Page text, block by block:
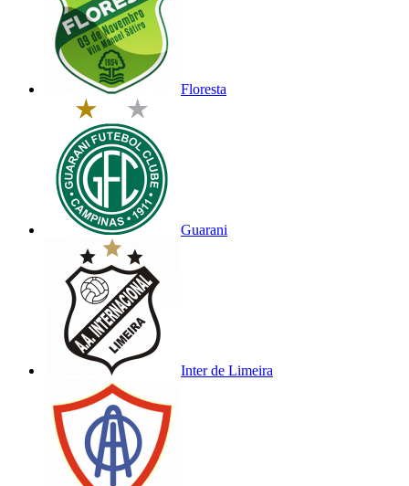
Floresta
Guarani
Inter de Limeira